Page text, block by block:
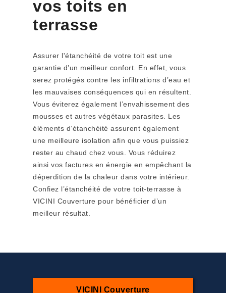
vos toits en
terrasse
Assurer l'étanchéité de votre toit est une
garantie d’un meilleur confort. En effet, vous
serez protégés contre les infiltrations d’eau et
les mauvaises conséquences qui en résultent.
Vous éviterez également l’envahissement des
mousses et autres végétaux parasites. Les
éléments d’étanchéité assurent également
une meilleure isolation afin que vous puissiez
rester au chaud chez vous. Vous réduirez
ainsi vos factures en énergie en empêchant la
déperdition de la chaleur dans votre intérieur.
Confiez l’étanchéité de votre toit-terrasse à
VICINI Couverture pour bénéficier d’un
meilleur résultat.
VICINI Couverture